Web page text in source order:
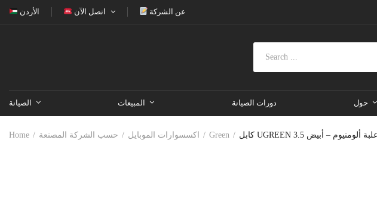
الأردن اتصل الآن عن الشركة
الصيانة المبيعات دورات الصيانة حول
Home اكسسوارات الموبايل حسب الشركة المصنعة Green